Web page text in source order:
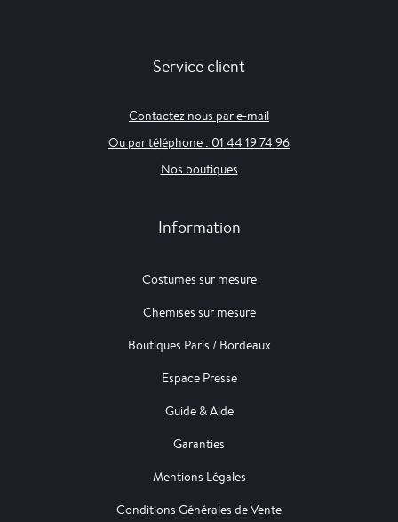
Service client
Contactez nous par e-mail
Ou par téléphone : 01 44 19 74 96
Nos boutiques
Information
Costumes sur mesure
Chemises sur mesure
Boutiques Paris / Bordeaux
Espace Presse
Guide & Aide
Garanties
Mentions Légales
Conditions Générales de Vente